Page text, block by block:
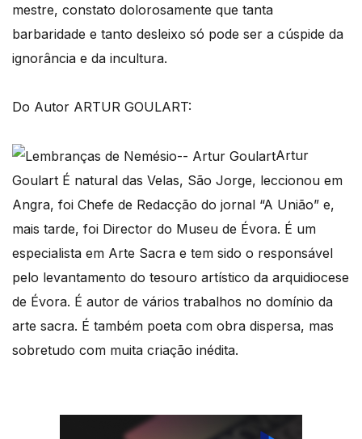
mestre, constato dolorosamente que tanta
barbaridade e tanto desleixo só pode ser a cúspide da
ignorância e da incultura.
Do Autor ARTUR GOULART:
Artur
Goulart É natural das Velas, São Jorge, leccionou em
Angra, foi Chefe de Redacção do jornal “A União” e,
mais tarde, foi Director do Museu de Évora. É um
especialista em Arte Sacra e tem sido o responsável
pelo levantamento do tesouro artístico da arquidiocese
de Évora. É autor de vários trabalhos no domínio da
arte sacra. É também poeta com obra dispersa, mas
sobretudo com muita criação inédita.